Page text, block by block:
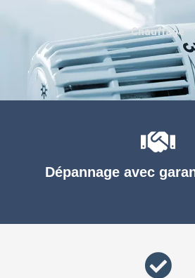
Dépannage avec
Chauffage